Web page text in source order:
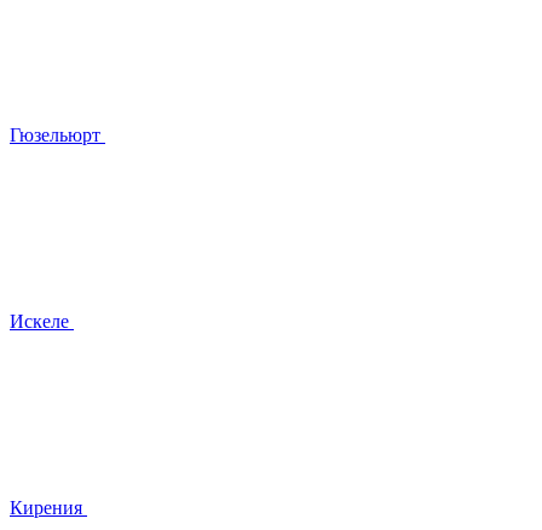
Гюзельюрт
Искеле
Кирения